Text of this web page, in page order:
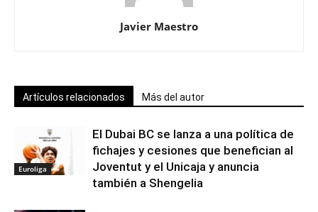
Javier Maestro
Artículos relacionados Más del autor
Euroliga
El Dubai BC se lanza a una política de
fichajes y cesiones que benefician al
Joventut y el Unicaja y anuncia
también a Shengelia